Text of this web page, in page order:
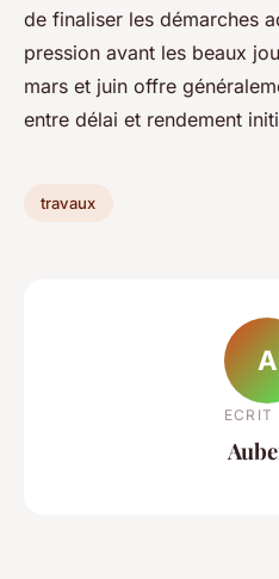
de finaliser les démarches
pression avant les beaux
mars et juin offre
entre délai et rendement
travaux
A
ECRIT